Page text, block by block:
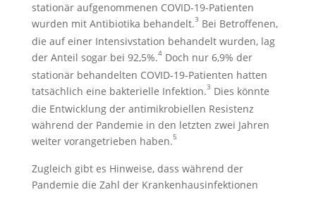
stationär aufgenommenen COVID-19-Patienten
wurden mit Antibiotika behandelt.3 Bei Betroffenen,
die auf einer Intensivstation behandelt wurden, lag
der Anteil sogar bei 92,5%.4Doch nur 6,9% der
stationär behandelten COVID-19-Patienten hatten
tatsächlich eine bakterielle Infektion.3 Dies könnte
die Entwicklung der antimikrobiellen Resistenz
während der Pandemie in den letzten zwei Jahren
weiter vorangetrieben haben.5
Zugleich gibt es Hinweise, dass während der
Pandemie die Zahl der Krankenhausinfektionen